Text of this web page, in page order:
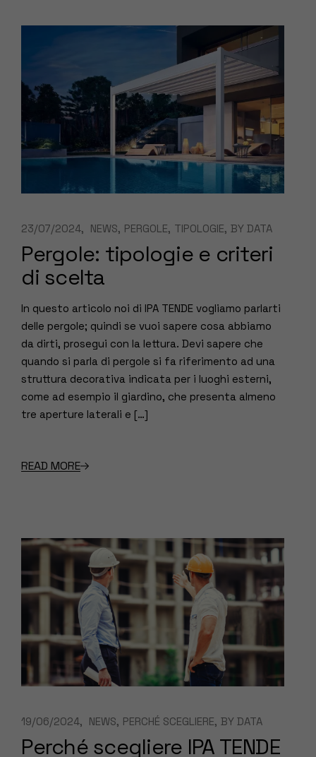
23/07/2024 NEWS PERGOLE TIPOLOGIE BY DATA
Pergole: tipologie e criteri
di scelta
In questo articolo noi di IPA TENDE vogliamo parlarti
delle pergole; quindi se vuoi sapere cosa abbiamo
da dirti, prosegui con la lettura. Devi sapere che
quando si parla di pergole si fa riferimento ad una
struttura decorativa indicata per i luoghi esterni,
come ad esempio il giardino, che presenta almeno
tre aperture laterali e […]
READ MORE
19/06/2024 NEWS PERCHÉ SCEGLIERE BY DATA
Perché scegliere IPA TENDE